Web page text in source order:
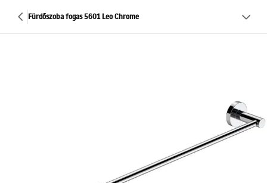
Fürdőszoba fogas 5601 Leo Chrome